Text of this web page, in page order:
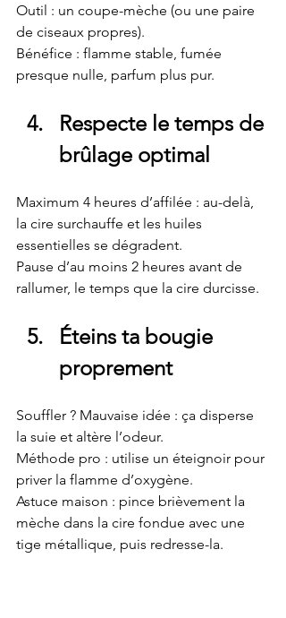
Outil : un coupe-mèche (ou une paire
de ciseaux propres).
Bénéfice : flamme stable, fumée
presque nulle, parfum plus pur.
Respecte le temps de
brûlage optimal
Maximum 4 heures d’affilée : au-delà,
la cire surchauffe et les huiles
essentielles se dégradent.
Pause d’au moins 2 heures avant de
rallumer, le temps que la cire durcisse.
Éteins ta bougie
proprement
Souffler ? Mauvaise idée : ça disperse
la suie et altère l’odeur.
Méthode pro : utilise un éteignoir pour
priver la flamme d’oxygène.
Astuce maison : pince brièvement la
mèche dans la cire fondue avec une
tige métallique, puis redresse-la.